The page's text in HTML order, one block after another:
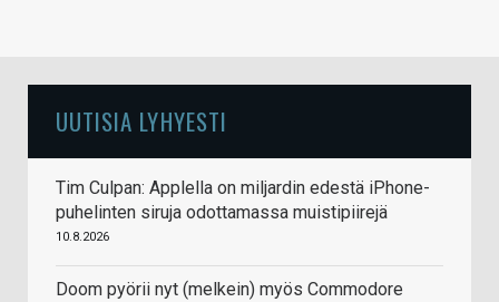
UUTISIA LYHYESTI
Tim Culpan: Applella on miljardin edestä iPhone-
puhelinten siruja odottamassa muistipiirejä
10.8.2026
Doom pyörii nyt (melkein) myös Commodore